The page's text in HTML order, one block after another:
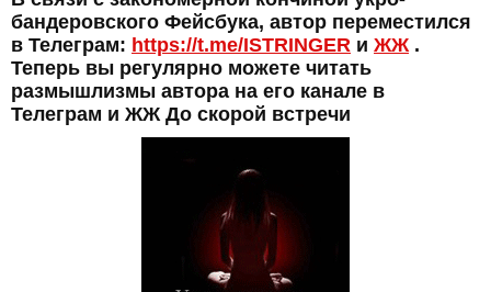
бандеровского Фейсбука, автор переместился
в Телеграм: https://t.me/ISTRINGER и ЖЖ .
Теперь вы регулярно можете читать
размышлизмы автора на его канале в
Телеграм и ЖЖ До скорой встречи